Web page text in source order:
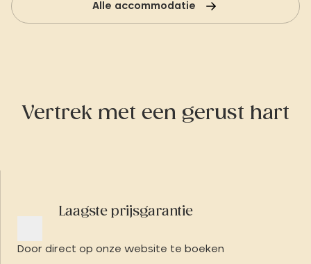
Alle accommodatie
Vertrek met een gerust hart
Laagste prijsgarantie
Door direct op onze website te boeken